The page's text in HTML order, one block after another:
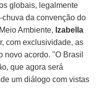
globais, legalmente
da convenção do
Ambiente, Izabella
com exclusividade, as
novo acordo. "O Brasil
que agora será
um diálogo com vistas